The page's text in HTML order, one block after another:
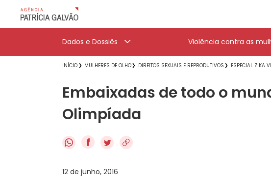
Dados e Dossiês Violência contra as
INÍCIO MULHERES DE OLHO DIREITOS SEXUAIS E REPRODUTIVOS ESPECIAL ZIKA
Embaixadas de todo o
Olimpíada
f
12 de junho, 2016